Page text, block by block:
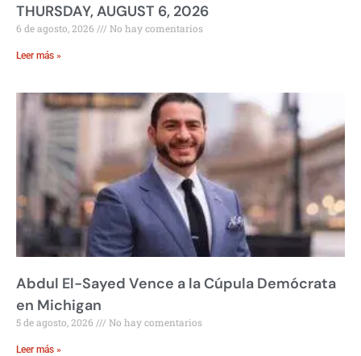
THURSDAY, AUGUST 6, 2026
6 de agosto, 2026 No hay comentarios
Leer más »
Abdul El-Sayed Vence a la Cúpula Demócrata
en Michigan
5 de agosto, 2026 No hay comentarios
Leer más »